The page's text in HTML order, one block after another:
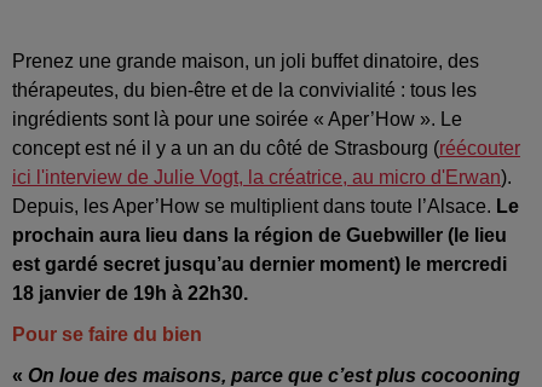
Prenez une grande maison, un joli buffet dinatoire, des
thérapeutes, du bien-être et de la convivialité : tous les
ingrédients sont là pour une soirée « Aper’How ». Le
concept est né il y a un an du côté de Strasbourg (réécouter
ici l'interview de Julie Vogt, la créatrice, au micro d'Erwan).
Depuis, les Aper’How se multiplient dans toute l’Alsace. Le
prochain aura lieu dans la région de Guebwiller (le lieu
est gardé secret jusqu’au dernier moment) le mercredi
18 janvier de 19h à 22h30.
Pour se faire du bien
« On loue des maisons, parce que c’est plus cocooning